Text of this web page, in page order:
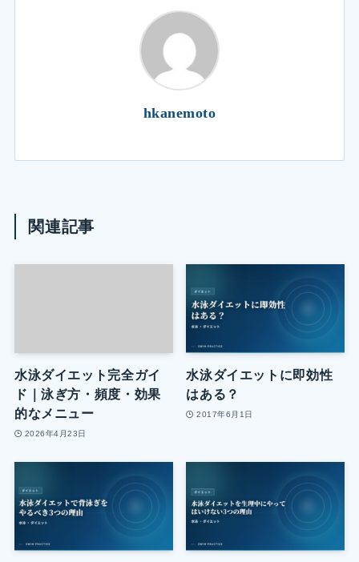
hkanemoto
関連記事
水泳ダイエット完全ガイ
ド｜泳ぎ方・頻度・効果
的なメニュー
2026年4月23日
水泳ダイエットに即効性
はある？
2017年6月1日